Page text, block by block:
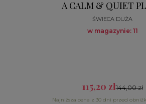
A CALM & QUIET
ŚWIECA DUŻA
w magazynie: 11
115,20 zł144,00 zł
Najniższa cena z 30 dni przed